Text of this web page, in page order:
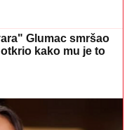
Glumac smršao
kako mu je to